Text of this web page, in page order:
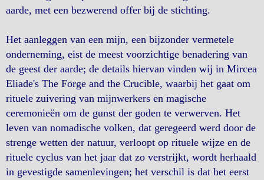
aarde, met een bezwerend offer bij de stichting.
Het aanleggen van een mijn, een bijzonder vermetele
onderneming, eist de meest voorzichtige benadering van
de geest der aarde; de details hiervan vinden wij in Mircea
Eliade's The Forge and the Crucible, waarbij het gaat om
rituele zuivering van mijnwerkers en magische
ceremonieën om de gunst der goden te verwerven. Het
leven van nomadische volken, dat geregeerd werd door de
strenge wetten der natuur, verloopt op rituele wijze en de
rituele cyclus van het jaar dat zo verstrijkt, wordt herhaald
in gevestigde samenlevingen; het verschil is dat het eerst